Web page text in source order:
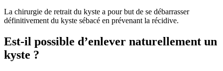
La chirurgie de retrait du kyste a pour but de se débarrasser
définitivement du kyste sébacé en prévenant la récidive.
Est-il possible d’enlever naturellement un
kyste ?